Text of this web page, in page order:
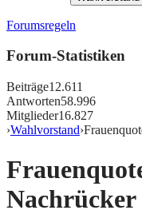
Forumsregeln
Forum-Statistiken
Beiträge12.611
Antworten58.996
Mitglieder16.827
›Wahlvorstand›
Nachrücker